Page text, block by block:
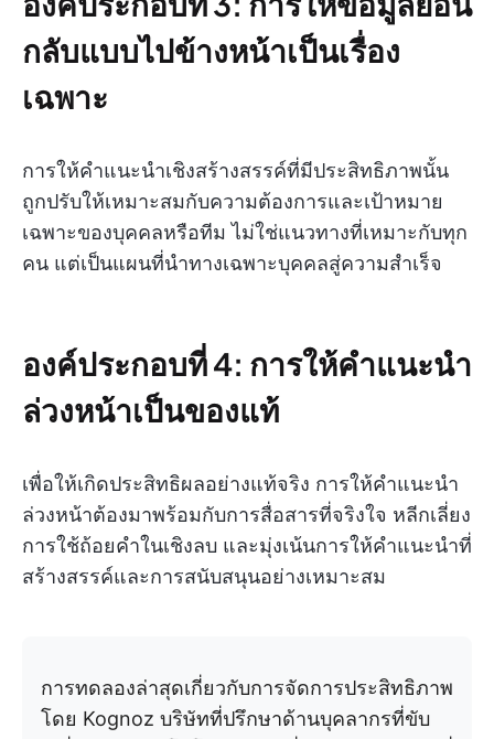
กลับแบบไปข้างหน้าเป็นเรื่อง
เฉพาะ
การให้คำแนะนำเชิงสร้างสรรค์ที่มีประสิทธิภาพนั้น
ถูกปรับให้เหมาะสมกับความต้องการและเป้าหมาย
เฉพาะของบุคคลหรือทีม ไม่ใช่แนวทางที่เหมาะกับทุก
คน แต่เป็นแผนที่นำทางเฉพาะบุคคลสู่ความสำเร็จ
องค์ประกอบที่ 4: การให้คำแนะนำ
ล่วงหน้าเป็นของแท้
เพื่อให้เกิดประสิทธิผลอย่างแท้จริง การให้คำแนะนำ
ล่วงหน้าต้องมาพร้อมกับการสื่อสารที่จริงใจ หลีกเลี่ยง
การใช้ถ้อยคำในเชิงลบ และมุ่งเน้นการให้คำแนะนำที่
สร้างสรรค์และการสนับสนุนอย่างเหมาะสม
การทดลองล่าสุดเกี่ยวกับการจัดการประสิทธิภาพ
โดย Kognoz บริษัทที่ปรึกษาด้านบุคลากรที่ขับ